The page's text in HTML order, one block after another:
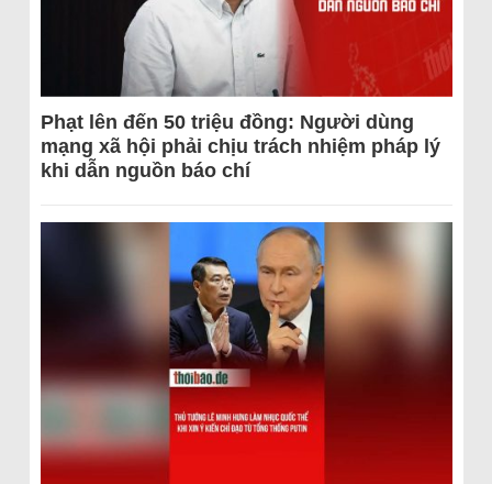
Phạt lên đến 50 triệu đồng: Người dùng
mạng xã hội phải chịu trách nhiệm pháp lý
khi dẫn nguồn báo chí